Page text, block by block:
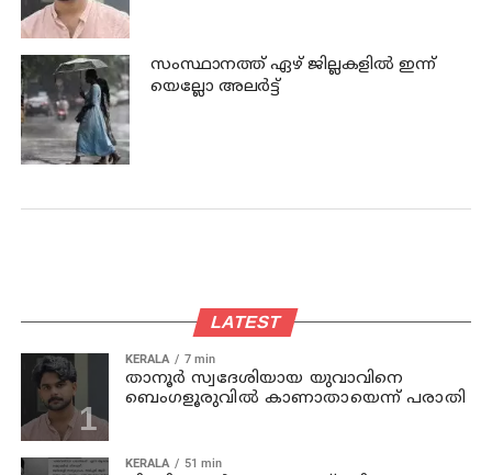
സംസ്ഥാനത്ത് ഏഴ് ജില്ലകളില്‍ ഇന്ന്
യെല്ലോ അലര്‍ട്ട്
LATEST
KERALA 7 min
താനൂര്‍ സ്വദേശിയായ യുവാവിനെ
ബെംഗളൂരുവില്‍ കാണാതായെന്ന് പരാതി
KERALA 51 min